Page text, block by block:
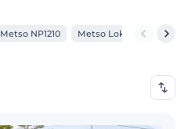
Metso NP1210 Metso Lokotrack LT200